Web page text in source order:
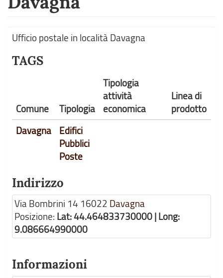
Ufficio postale in località Davagna
TAGS
Comune Tipologia
Tipologia
attività
economica
Linea di
prodotto
Davagna
Edifici
Pubblici
Poste
Indirizzo
Via Bombrini 14 16022 Davagna
Posizione: Lat: 44.464833730000 | Long:
9.086664990000
Informazioni